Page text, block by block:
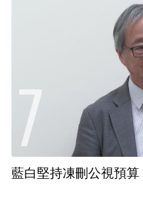
藍白堅持凍刪公視預